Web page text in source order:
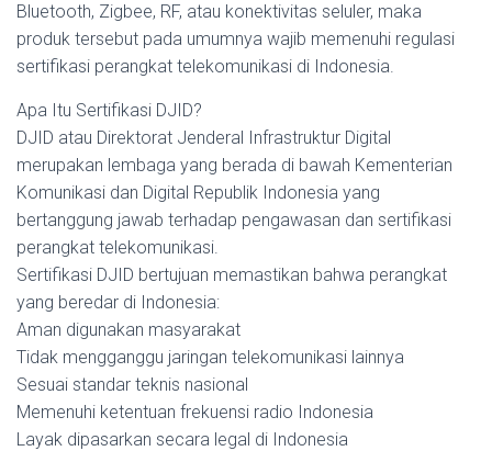
Bluetooth, Zigbee, RF, atau konektivitas seluler, maka
produk tersebut pada umumnya wajib memenuhi regulasi
sertifikasi perangkat telekomunikasi di Indonesia.
Apa Itu Sertifikasi DJID?
DJID atau Direktorat Jenderal Infrastruktur Digital
merupakan lembaga yang berada di bawah Kementerian
Komunikasi dan Digital Republik Indonesia yang
bertanggung jawab terhadap pengawasan dan sertifikasi
perangkat telekomunikasi.
Sertifikasi DJID bertujuan memastikan bahwa perangkat
yang beredar di Indonesia:
Aman digunakan masyarakat
Tidak mengganggu jaringan telekomunikasi lainnya
Sesuai standar teknis nasional
Memenuhi ketentuan frekuensi radio Indonesia
Layak dipasarkan secara legal di Indonesia